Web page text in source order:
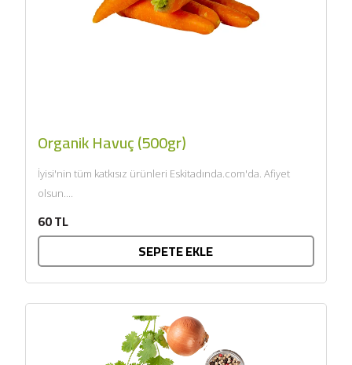
Organik Havuç (500gr)
İyisi'nin tüm katkısız ürünleri Eskitadında.com'da. Afiyet
olsun....
60 TL
SEPETE EKLE